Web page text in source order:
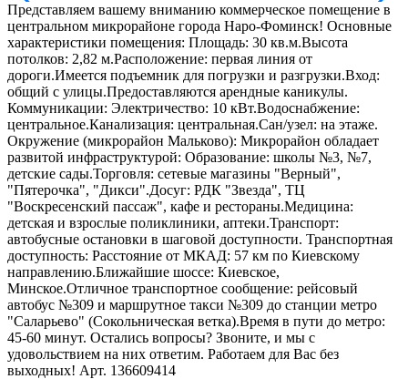
Представляем вашему вниманию коммерческое помещение в
центральном микрорайоне города Наро-Фоминск! Основные
характеристики помещения: Площадь: 30 кв.м.Высота
потолков: 2,82 м.Расположение: первая линия от
дороги.Имеется подъемник для погрузки и разгрузки.Вход:
общий с улицы.Предоставляются арендные каникулы.
Коммуникации: Электричество: 10 кВт.Водоснабжение:
центральное.Канализация: центральная.Сан/узел: на этаже.
Окружение (микрорайон Мальково): Микрорайон обладает
развитой инфраструктурой: Образование: школы №3, №7,
детские сады.Торговля: сетевые магазины "Верный",
"Пятерочка", "Дикси".Досуг: РДК "Звезда", ТЦ
"Воскресенский пассаж", кафе и рестораны.Медицина:
детская и взрослые поликлиники, аптеки.Транспорт:
автобусные остановки в шаговой доступности. Транспортная
доступность: Расстояние от МКАД: 57 км по Киевскому
направлению.Ближайшие шоссе: Киевское,
Минское.Отличное транспортное сообщение: рейсовый
автобус №309 и маршрутное такси №309 до станции метро
"Саларьево" (Сокольническая ветка).Время в пути до метро:
45-60 минут. Остались вопросы? Звоните, и мы с
удовольствием на них ответим. Работаем для Вас без
выходных! Арт. 136609414